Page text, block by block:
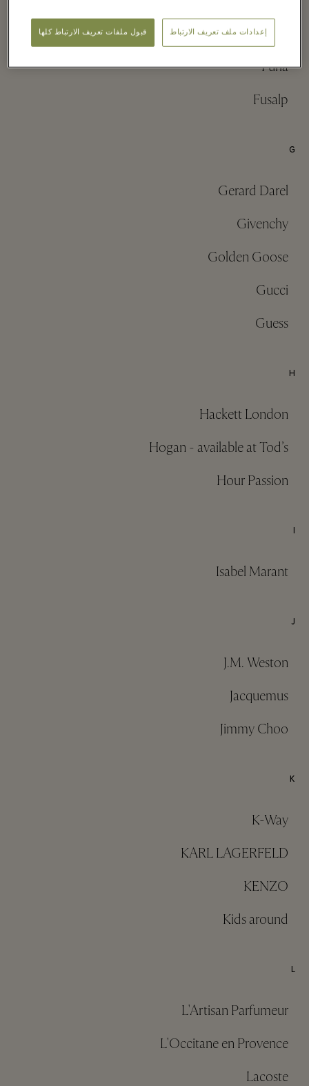
Fred Perry
Furla
Fusalp
G
Gerard Darel
Givenchy
Golden Goose
Gucci
Guess
H
Hackett London
Hogan - available at Tod’s
Hour Passion
Isabel Marant
J
J.M. Weston
Jacquemus
Jimmy Choo
K
K-Way
KARL LAGERFELD
KENZO
Kids around
L
L'Artisan Parfumeur
L'Occitane en Provence
Lacoste
إعدادات ملف تعريف الارتباط قبول ملفات تعريف الارتباط كلها